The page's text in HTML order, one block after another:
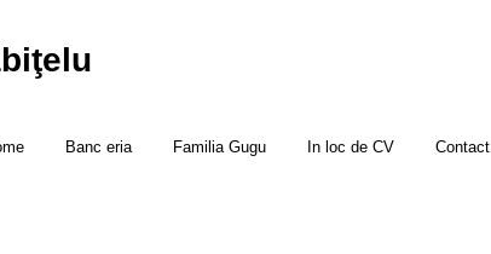
Banc eria Familia Gugu In loc de CV Contact